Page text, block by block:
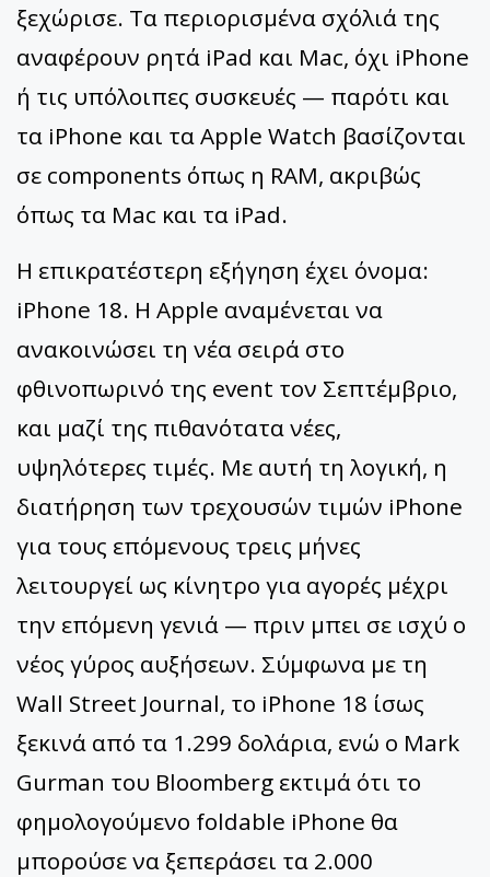
ξεχώρισε. Τα περιορισμένα σχόλιά της
αναφέρουν ρητά iPad και Mac, όχι iPhone
ή τις υπόλοιπες συσκευές — παρότι και
τα iPhone και τα Apple Watch βασίζονται
σε components όπως η RAM, ακριβώς
όπως τα Mac και τα iPad.
Η επικρατέστερη εξήγηση έχει όνομα:
iPhone 18. Η Apple αναμένεται να
ανακοινώσει τη νέα σειρά στο
φθινοπωρινό της event τον Σεπτέμβριο,
και μαζί της πιθανότατα νέες,
υψηλότερες τιμές. Με αυτή τη λογική, η
διατήρηση των τρεχουσών τιμών iPhone
για τους επόμενους τρεις μήνες
λειτουργεί ως κίνητρο για αγορές μέχρι
την επόμενη γενιά — πριν μπει σε ισχύ ο
νέος γύρος αυξήσεων. Σύμφωνα με τη
Wall Street Journal, το iPhone 18 ίσως
ξεκινά από τα 1.299 δολάρια, ενώ ο Mark
Gurman του Bloomberg εκτιμά ότι το
φημολογούμενο foldable iPhone θα
μπορούσε να ξεπεράσει τα 2.000